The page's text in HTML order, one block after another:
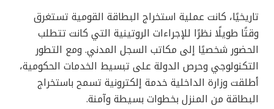
تاريخيًا، كانت عملية استخراج البطاقة القومية تستغرق
وقتًا طويلًا نظرًا للإجراءات الروتينية التي كانت تتطلب
الحضور شخصيًا إلى مكاتب السجل المدني. ومع التطور
التكنولوجي وحرص الدولة على تبسيط الخدمات الحكومية،
أطلقت وزارة الداخلية خدمة إلكترونية تسمح باستخراج
البطاقة من المنزل بخطوات بسيطة وآمنة.